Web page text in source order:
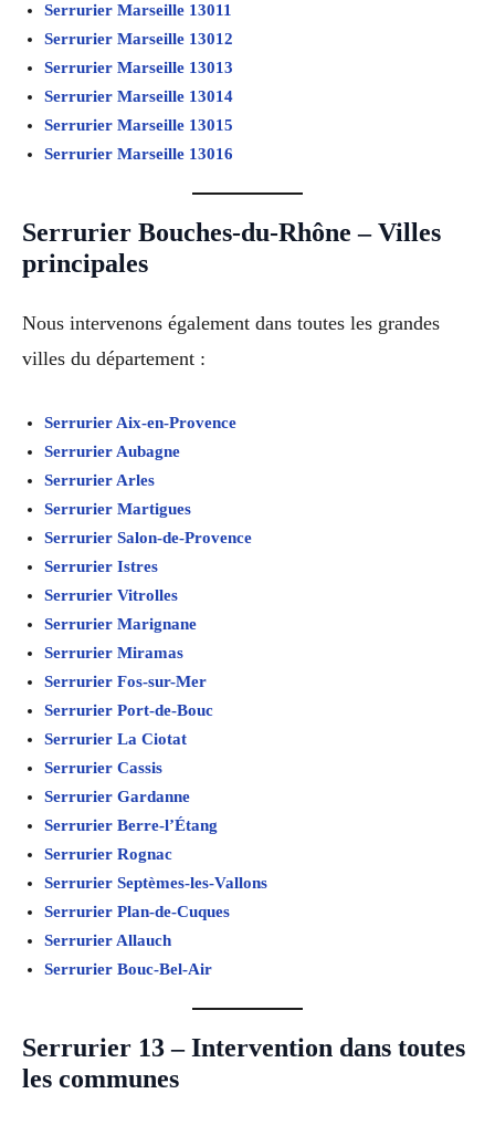
Serrurier Marseille 13011
Serrurier Marseille 13012
Serrurier Marseille 13013
Serrurier Marseille 13014
Serrurier Marseille 13015
Serrurier Marseille 13016
Serrurier Bouches-du-Rhône – Villes
principales
Nous intervenons également dans toutes les grandes
villes du département :
Serrurier Aix-en-Provence
Serrurier Aubagne
Serrurier Arles
Serrurier Martigues
Serrurier Salon-de-Provence
Serrurier Istres
Serrurier Vitrolles
Serrurier Marignane
Serrurier Miramas
Serrurier Fos-sur-Mer
Serrurier Port-de-Bouc
Serrurier La Ciotat
Serrurier Cassis
Serrurier Gardanne
Serrurier Berre-l’Étang
Serrurier Rognac
Serrurier Septèmes-les-Vallons
Serrurier Plan-de-Cuques
Serrurier Allauch
Serrurier Bouc-Bel-Air
Serrurier 13 – Intervention dans toutes
les communes